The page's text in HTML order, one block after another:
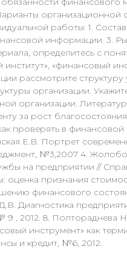
организационной
работы: 1.
информации. 3.
определитесь с
«финансовый
рассмотрите
организации.
организации.
за рост
проверять в
Е.В. Портрет
№3,2007 4.
на предприятии //
признания
финансового
Диагностика
, 2012. 8. Полтораднева
инструмент» как
и кредит, №6, 2012.